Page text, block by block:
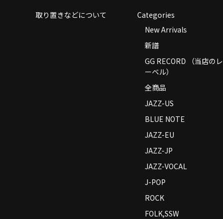
取り置きなどについて
Categories
New Arrivals
新譜
GG RECORD （当店のレ
ーベル）
全商品
JAZZ-US
BLUE NOTE
JAZZ-EU
JAZZ-JP
JAZZ-VOCAL
J-POP
ROCK
FOLK,SSW